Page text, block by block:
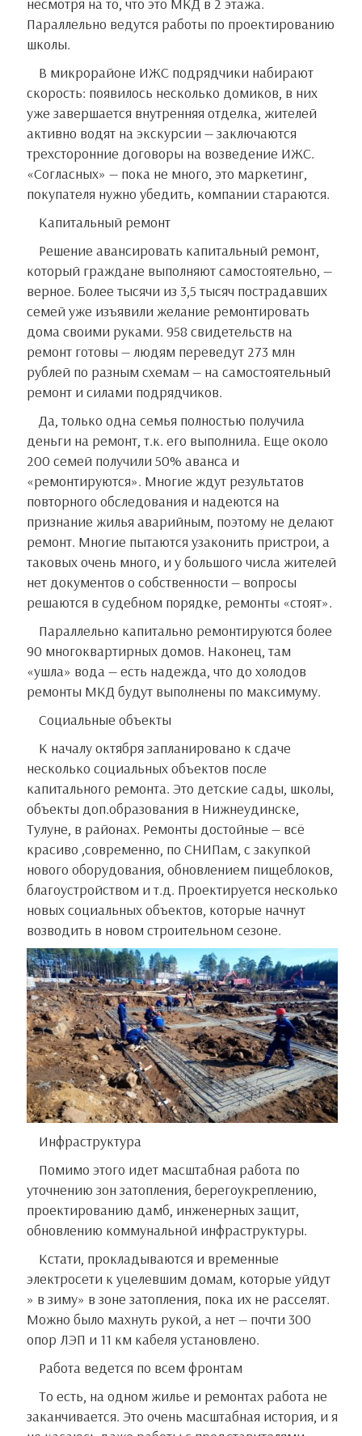
Параллельно ведутся работы по проектированию
школы.
В микрорайоне ИЖС подрядчики набирают
скорость: появилось несколько домиков, в них
уже завершается внутренняя отделка, жителей
активно водят на экскурсии — заключаются
трехсторонние договоры на возведение ИЖС.
«Согласных» — пока не много, это маркетинг,
покупателя нужно убедить, компании стараются.
Капитальный ремонт
Решение авансировать капитальный ремонт,
который граждане выполняют самостоятельно, —
верное. Более тысячи из 3,5 тысяч пострадавших
семей уже изъявили желание ремонтировать
дома своими руками. 958 свидетельств на
ремонт готовы — людям переведут 273 млн
рублей по разным схемам — на самостоятельный
ремонт и силами подрядчиков.
Да, только одна семья полностью получила
деньги на ремонт, т.к. его выполнила. Еще около
200 семей получили 50% аванса и
«ремонтируются». Многие ждут результатов
повторного обследования и надеются на
признание жилья аварийным, поэтому не делают
ремонт. Многие пытаются узаконить пристрои, а
таковых очень много, и у большого числа жителей
нет документов о собственности — вопросы
решаются в судебном порядке, ремонты «стоят».
Параллельно капитально ремонтируются более
90 многоквартирных домов. Наконец, там
«ушла» вода — есть надежда, что до холодов
ремонты МКД будут выполнены по максимуму.
Социальные объекты
К началу октября запланировано к сдаче
несколько социальных объектов после
капитального ремонта. Это детские сады, школы,
объекты доп.образования в Нижнеудинске,
Тулуне, в районах. Ремонты достойные — всё
красиво ,современно, по СНИПам, с закупкой
нового оборудования, обновлением пищеблоков,
благоустройством и т.д. Проектируется несколько
новых социальных объектов, которые начнут
возводить в новом строительном сезоне.
Инфраструктура
Помимо этого идет масштабная работа по
уточнению зон затопления, берегоукреплению,
проектированию дамб, инженерных защит,
обновлению коммунальной инфраструктуры.
Кстати, прокладываются и временные
электросети к уцелевшим домам, которые уйдут
» в зиму» в зоне затопления, пока их не расселят.
Можно было махнуть рукой, а нет — почти 300
опор ЛЭП и 11 км кабеля установлено.
Работа ведется по всем фронтам
То есть, на одном жилье и ремонтах работа не
заканчивается. Это очень масштабная история, и я